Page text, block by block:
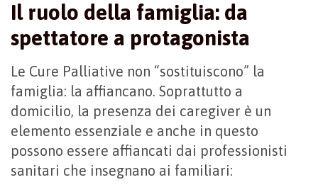
Il ruolo della famiglia: da
spettatore a protagonista
Le Cure Palliative non “sostituiscono” la
famiglia: la affiancano. Soprattutto a
domicilio, la presenza dei caregiver è un
elemento essenziale e anche in questo
possono essere affiancati dai professionisti
sanitari che insegnano ai familiari: